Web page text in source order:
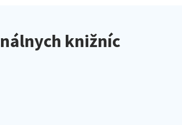
knižníc